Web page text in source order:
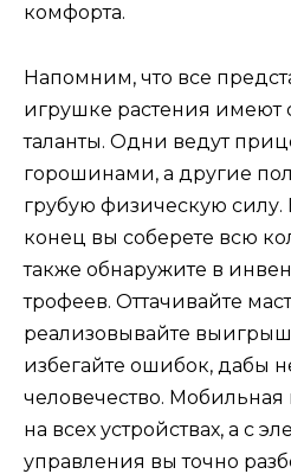
комфорта.
Напомним, что все
игрушке растения имеют
таланты. Одни ведут
горошинами, а другие
грубую физическую силу.
конец вы соберете всю
также обнаружите в
трофеев. Оттачивайте
реализовывайте
избегайте ошибок, дабы
человечество. Мобильная
на всех устройствах, а с
управления вы точно